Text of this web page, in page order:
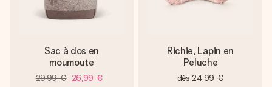
Sac à dos en
moumoute
29,99 € 26,99 €
Richie, Lapin en
Peluche
dès 24,99 €